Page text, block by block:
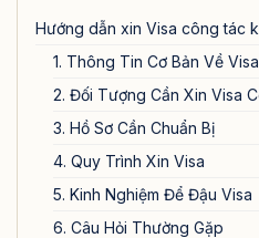
Hướng dẫn xin Visa công tác
1. Thông Tin Cơ Bản Về
2. Đối Tượng Cần Xin Visa
3. Hồ Sơ Cần Chuẩn Bị
4. Quy Trình Xin Visa
5. Kinh Nghiệm Để Đậu Visa
6. Câu Hỏi Thường Gặp